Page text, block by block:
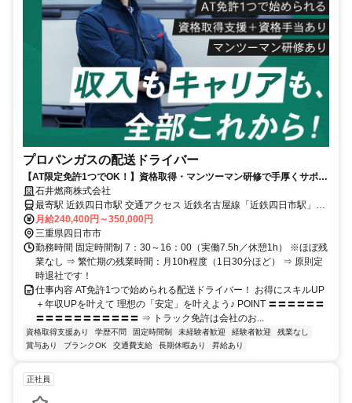
プロパンガスの配送ドライバー
【AT限定免許1つでOK！】資格取得・マンツーマン研修で手厚くサポー
ト！若手活躍中！
石井燃商株式会社
最寄駅 近鉄四日市駅 交通アクセス 近鉄名古屋線「近鉄四日市駅」よ
り車で約10分 ⇒ 車通勤OK＆バイク通勤OK
月給240,400円～350,000円
三重県四日市市
勤務時間 固定時間制 7：30～16：00（実働7.5h／休憩1h） ※ほぼ残
業なし ⇒ 繁忙期の残業時間：月10h程度（1日30分ほど） ⇒ 原則定
時退社です！
仕事内容 AT免許1つで始められる配送ドライバー！ お得にスキルUP
＋年収UPを叶えて 理想の「安定」を叶えよう♪ POINT 〓〓〓〓〓〓
〓〓〓〓〓〓〓〓〓〓〓 ⇒ トラック免許は会社のお...
資格取得支援あり 学歴不問 固定時間制 未経験者歓迎 経験者歓迎
残業なし
賞与あり
ブランクOK 交通費支給 長期休暇あり 昇給あり
正社員